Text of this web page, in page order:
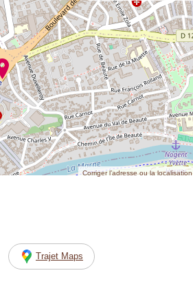
Corriger l’adresse ou la localisation
Trajet Maps